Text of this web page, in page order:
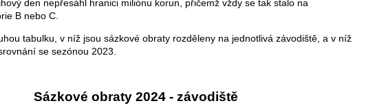
den nepřesáhl hranici miliónu korun, přičemž vždy se tak stalo na
B nebo C.
tabulku, v níž jsou sázkové obraty rozděleny na jednotlivá závodiště, a v níž
se sezónou 2023.
Sázkové obraty 2024 - závodiště